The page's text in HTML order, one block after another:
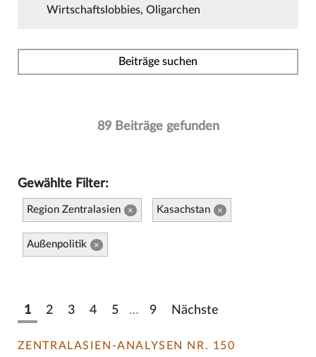
Wirtschaftslobbies, Oligarchen
Beiträge suchen
89 Beiträge gefunden
Gewählte Filter:
Region Zentralasien × Kasachstan ×
Außenpolitik ×
1 2 3 4 5 … 9 Nächste
ZENTRALASIEN-ANALYSEN NR. 150